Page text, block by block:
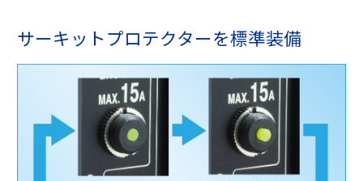
サーキットプロテクターを標準装備